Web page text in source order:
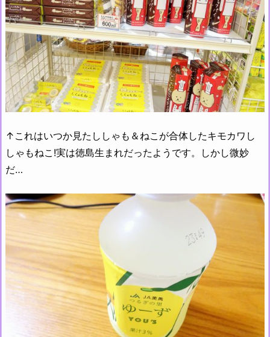
↑これはいつか見たししゃも＆ねこが合体したキモカワし
しゃもねこ!実は徳島生まれだったようです。しかし微妙
だ…